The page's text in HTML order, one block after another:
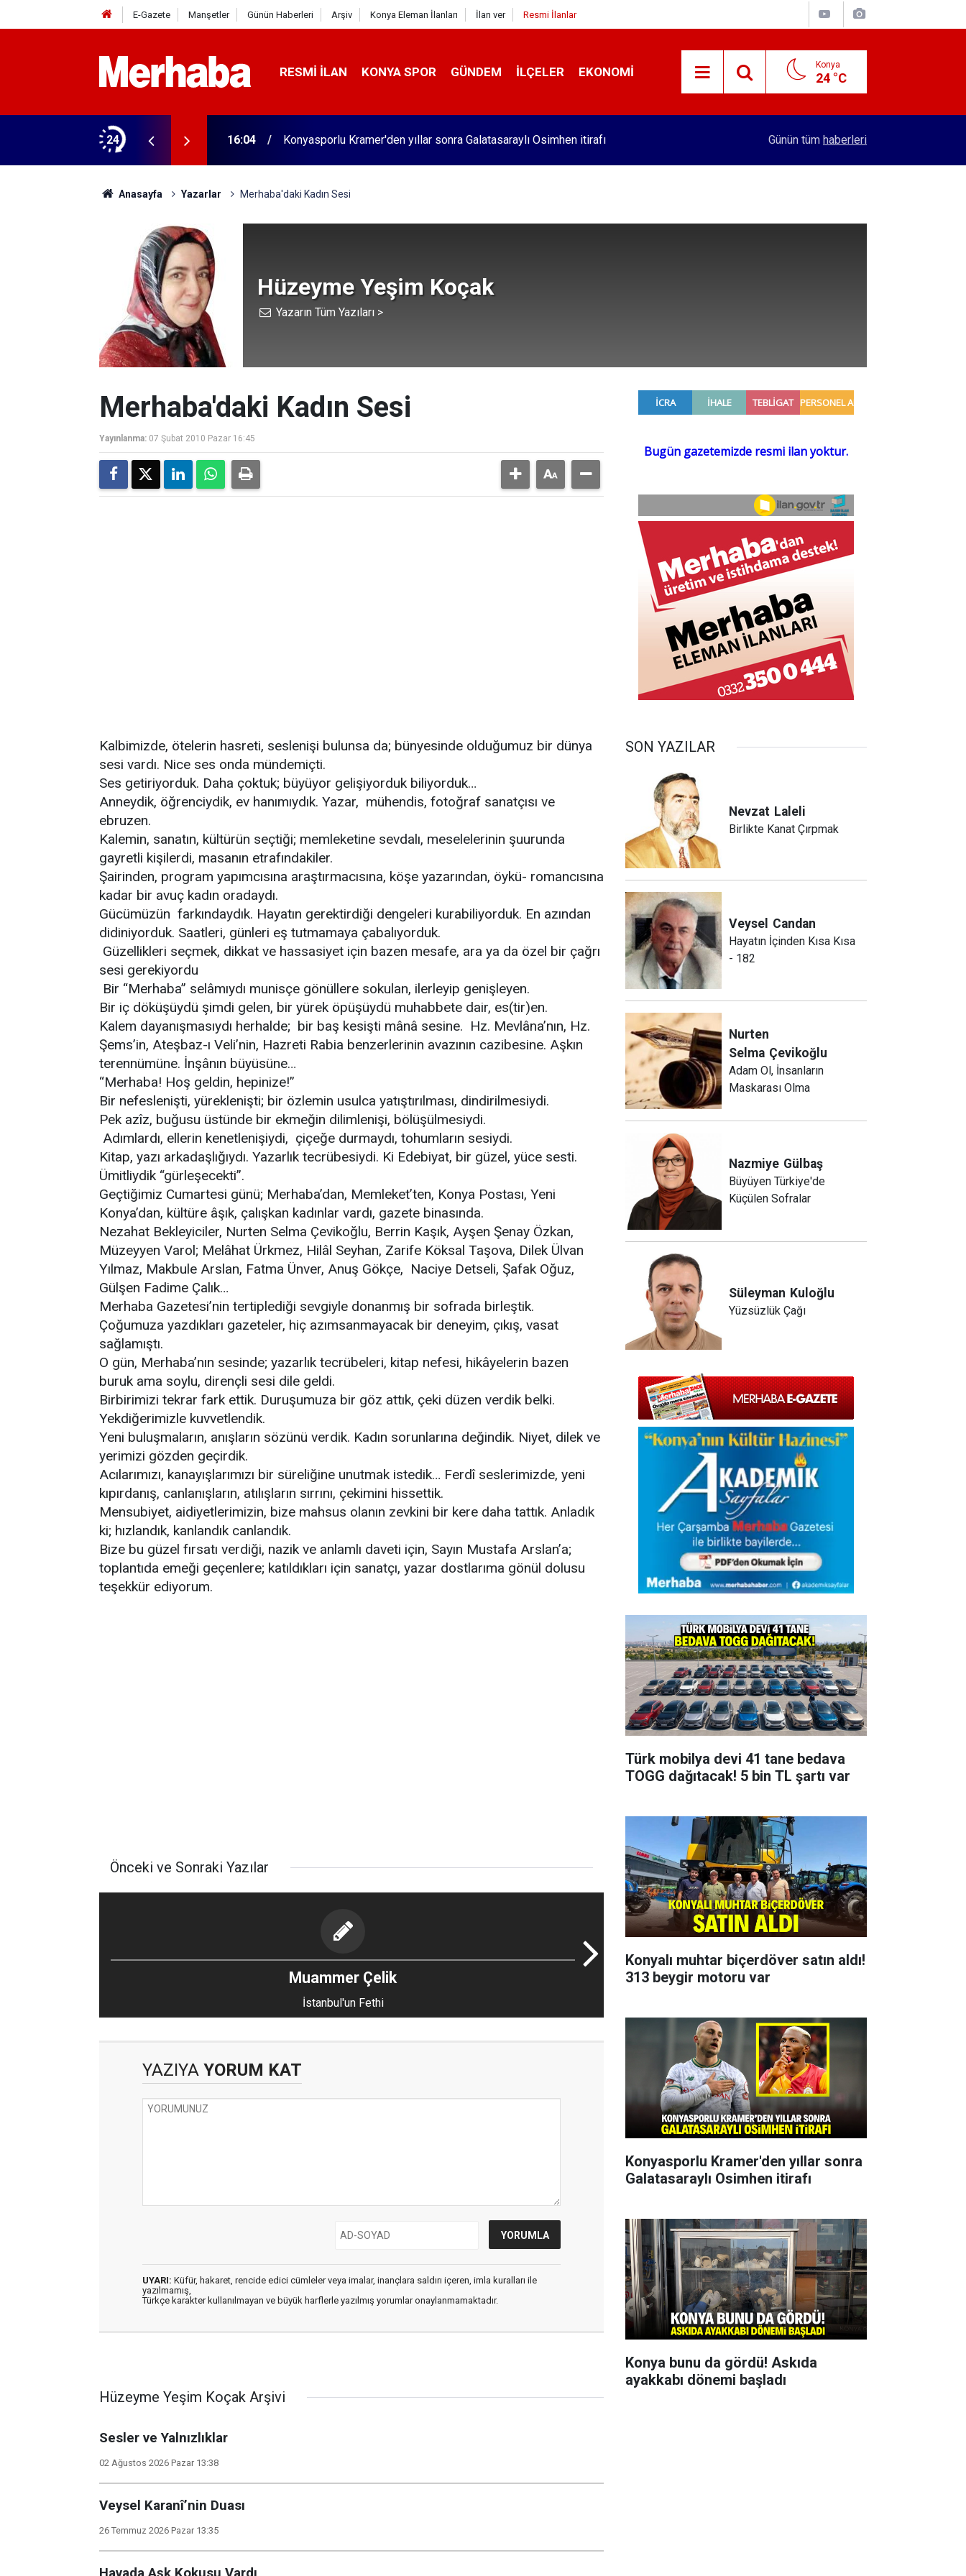
E-Gazete Manşetler Günün Haberleri Arşiv Konya Eleman İlanları İlan ver Resmi İlanlar
RESMI İLAN KONYA SPOR GÜNDEM İLÇELER EKONOMI Konya
24 °C
24
313 beygir motoru var 16:04 Konyasporlu Kramer'den yıllar sonra Galatasaraylı Osimhen itirafı Merkez Bankası rezervleri açıklandı
Günün tüm haberleri
Anasayfa Yazarlar Merhaba'daki Kadın Sesi
Hüzeyme Yeşim Koçak
Yazarın Tüm Yazıları >
Merhaba'daki Kadın Sesi
Yayınlanma: 07 Şubat 2010 Pazar 16:45
Kalbimizde, ötelerin hasreti, seslenişi bulunsa da; bünyesinde olduğumuz bir dünya
sesi vardı. Nice ses onda mündemiçti.
Ses getiriyorduk. Daha çoktuk; büyüyor gelişiyorduk biliyorduk…
Anneydik, öğrenciydik, ev hanımıydık. Yazar, mühendis, fotoğraf sanatçısı ve
ebruzen.
Kalemin, sanatın, kültürün seçtiği; memleketine sevdalı, meselelerinin şuurunda
gayretli kişilerdi, masanın etrafındakiler.
Şairinden, program yapımcısına araştırmacısına, köşe yazarından, öykü- romancısına
kadar bir avuç kadın oradaydı.
Gücümüzün farkındaydık. Hayatın gerektirdiği dengeleri kurabiliyorduk. En azından
didiniyorduk. Saatleri, günleri eş tutmamaya çabalıyorduk.
Güzellikleri seçmek, dikkat ve hassasiyet için bazen mesafe, ara ya da özel bir çağrı
sesi gerekiyordu
Bir “Merhaba” selâmıydı munisçe gönüllere sokulan, ilerleyip genişleyen.
Bir iç döküşüydü şimdi gelen, bir yürek öpüşüydü muhabbete dair, es(tir)en.
Kalem dayanışmasıydı herhalde; bir baş kesişti mânâ sesine. Hz. Mevlâna’nın, Hz.
Şems’in, Ateşbaz-ı Veli’nin, Hazreti Rabia benzerlerinin avazının cazibesine. Aşkın
terennümüne. İnşânın büyüsüne…
“Merhaba! Hoş geldin, hepinize!”
Bir nefeslenişti, yüreklenişti; bir özlemin usulca yatıştırılması, dindirilmesiydi.
Pek azîz, buğusu üstünde bir ekmeğin dilimlenişi, bölüşülmesiydi.
Adımlardı, ellerin kenetlenişiydi, çiçeğe durmaydı, tohumların sesiydi.
Kitap, yazı arkadaşlığıydı. Yazarlık tecrübesiydi. Ki Edebiyat, bir güzel, yüce sesti.
Ümitliydik “gürleşecekti”.
Geçtiğimiz Cumartesi günü; Merhaba’dan, Memleket’ten, Konya Postası, Yeni
Konya’dan, kültüre âşık, çalışkan kadınlar vardı, gazete binasında.
Nezahat Bekleyiciler, Nurten Selma Çevikoğlu, Berrin Kaşık, Ayşen Şenay Özkan,
Müzeyyen Varol; Melâhat Ürkmez, Hilâl Seyhan, Zarife Köksal Taşova, Dilek Ülvan
Yılmaz, Makbule Arslan, Fatma Ünver, Anuş Gökçe, Naciye Detseli, Şafak Oğuz,
Gülşen Fadime Çalık…
Merhaba Gazetesi’nin tertiplediği sevgiyle donanmış bir sofrada birleştik.
Çoğumuza yazdıkları gazeteler, hiç azımsanmayacak bir deneyim, çıkış, vasat
sağlamıştı.
O gün, Merhaba’nın sesinde; yazarlık tecrübeleri, kitap nefesi, hikâyelerin bazen
buruk ama soylu, dirençli sesi dile geldi.
Birbirimizi tekrar fark ettik. Duruşumuza bir göz attık, çeki düzen verdik belki.
Yekdiğerimizle kuvvetlendik.
Yeni buluşmaların, anışların sözünü verdik. Kadın sorunlarına değindik. Niyet, dilek ve
yerimizi gözden geçirdik.
Acılarımızı, kanayışlarımızı bir süreliğine unutmak istedik… Ferdî seslerimizde, yeni
kıpırdanış, canlanışların, atılışların sırrını, çekimini hissettik.
Mensubiyet, aidiyetlerimizin, bize mahsus olanın zevkini bir kere daha tattık. Anladık
ki; hızlandık, kanlandık canlandık.
Bize bu güzel fırsatı verdiği, nazik ve anlamlı daveti için, Sayın Mustafa Arslan’a;
toplantıda emeği geçenlere; katıldıkları için sanatçı, yazar dostlarıma gönül dolusu
teşekkür ediyorum.
Önceki ve Sonraki Yazılar
Muammer Çelik
İstanbul'un Fethi
YAZIYA YORUM KAT
UYARI: Küfür, hakaret, rencide edici cümleler veya imalar, inançlara saldırı içeren, imla kuralları ile
yazılmamış,
Türkçe karakter kullanılmayan ve büyük harflerle yazılmış yorumlar onaylanmamaktadır.
Hüzeyme Yeşim Koçak Arşivi
Sesler ve Yalnızlıklar
02 Ağustos 2026 Pazar 13:38
Veysel Karanî’nin Duası
26 Temmuz 2026 Pazar 13:35
SON YAZILAR
Nevzat Laleli
Birlikte Kanat Çırpmak
Veysel Candan
Hayatın İçinden Kısa Kısa
- 182
Nurten
Selma Çevikoğlu
Adam Ol, İnsanların
Maskarası Olma
Nazmiye Gülbaş
Büyüyen Türkiye'de
Küçülen Sofralar
Süleyman Kuloğlu
Yüzsüzlük Çağı
Türk mobilya devi 41 tane bedava
TOGG dağıtacak! 5 bin TL şartı var
Konyalı muhtar biçerdöver satın aldı!
313 beygir motoru var
Konyasporlu Kramer'den yıllar sonra
Galatasaraylı Osimhen itirafı
Konya bunu da gördü! Askıda
ayakkabı dönemi başladı